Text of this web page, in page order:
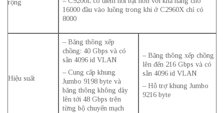
rộng
16000 đầu vào luồng trong khi ở C2960X chỉ có
8000
Hiệu suất
– Băng thông xếp
chồng: 40 Gbps và có
sẵn 4096 id VLAN
– Cung cấp khung
Jumbo 9198 byte và
băng thông không dây
lên tới 48 Gbps trên
từngbộ chuyển mạch
– Băng thông xếp chồng
lên đến 216 Gbps và có
sẵn 4096 id VLAN
– Hỗ trợ khung Jumbo
9216 byte